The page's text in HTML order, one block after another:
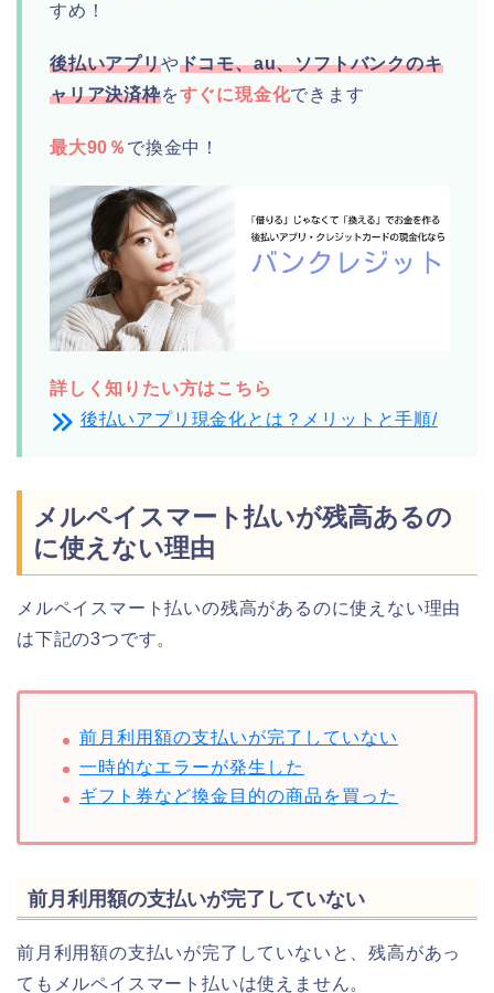
すめ！
後払いアプリやドコモ、au、ソフトバンクのキ
ャリア決済枠をすぐに現金化できます
最大90％ で換金中！
詳しく知りたい方はこちら
後払いアプリ現金化とは？メリットと手順/
メルペイスマート払いが残高あるの
に使えない理由
メルペイスマート払いの残高があるのに使えない理由
は下記の3つです。
前月利用額の支払いが完了していない
一時的なエラーが発生した
ギフト券など換金目的の商品を買った
前月利用額の支払いが完了していない
前月利用額の支払いが完了していないと、残高があっ
てもメルペイスマート払いは使えません。